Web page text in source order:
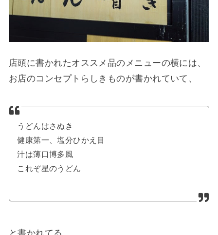
店頭に書かれたオススメ品のメニューの横には、
お店のコンセプトらしきものが書かれていて、
うどんはさぬき
健康第一、塩分ひかえ目
汁は薄口博多風
これぞ星のうどん
と書かれてる。